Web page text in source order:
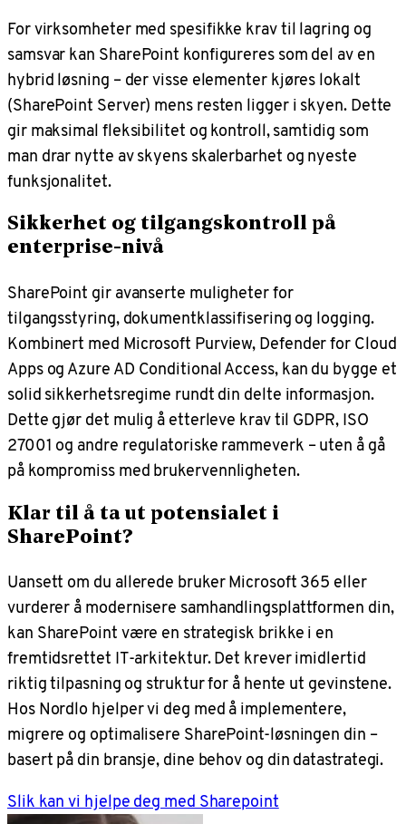
For virksomheter med spesifikke krav til lagring og
samsvar kan SharePoint konfigureres som del av en
hybrid løsning – der visse elementer kjøres lokalt
(SharePoint Server) mens resten ligger i skyen. Dette
gir maksimal fleksibilitet og kontroll, samtidig som
man drar nytte av skyens skalerbarhet og nyeste
funksjonalitet.
Sikkerhet og tilgangskontroll på
enterprise-nivå
SharePoint gir avanserte muligheter for
tilgangsstyring, dokumentklassifisering og logging.
Kombinert med Microsoft Purview, Defender for Cloud
Apps og Azure AD Conditional Access, kan du bygge et
solid sikkerhetsregime rundt din delte informasjon.
Dette gjør det mulig å etterleve krav til GDPR, ISO
27001 og andre regulatoriske rammeverk – uten å gå
på kompromiss med brukervennligheten.
Klar til å ta ut potensialet i
SharePoint?
Uansett om du allerede bruker Microsoft 365 eller
vurderer å modernisere samhandlingsplattformen din,
kan SharePoint være en strategisk brikke i en
fremtidsrettet IT-arkitektur. Det krever imidlertid
riktig tilpasning og struktur for å hente ut gevinstene.
Hos Nordlo hjelper vi deg med å implementere,
migrere og optimalisere SharePoint-løsningen din –
basert på din bransje, dine behov og din datastrategi.
Slik kan vi hjelpe deg med Sharepoint